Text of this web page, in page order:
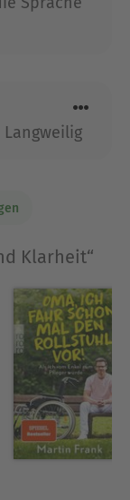
Klarheit“